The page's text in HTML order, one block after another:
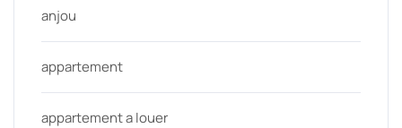
anjou
appartement
appartement a louer